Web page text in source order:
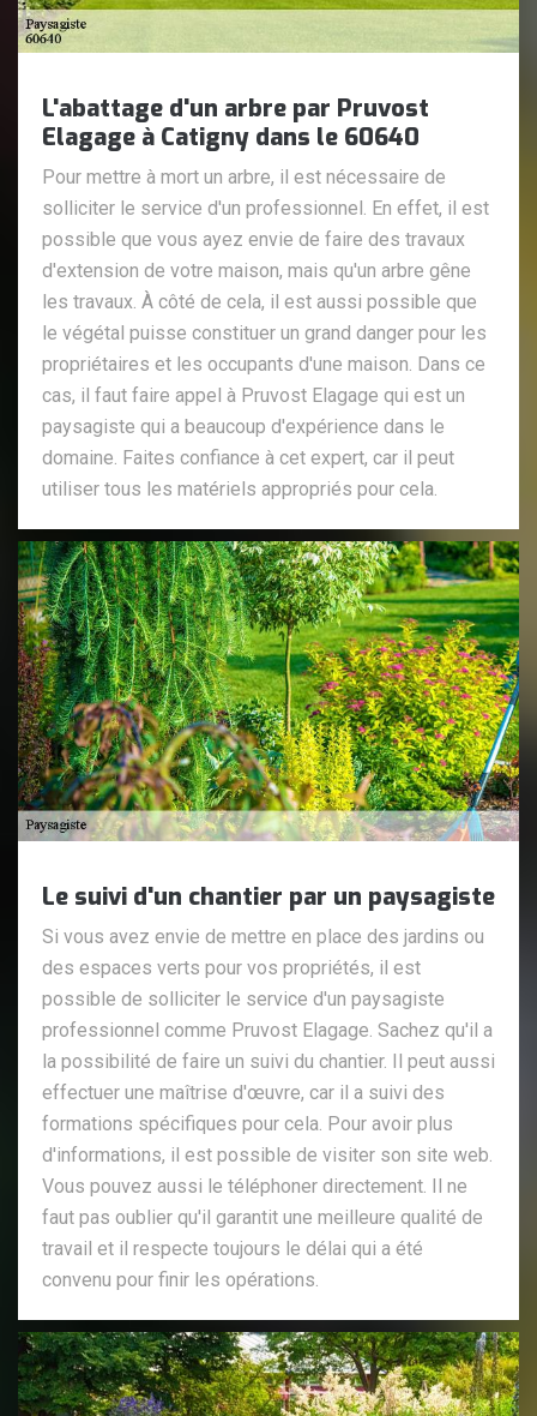
L'abattage d'un arbre par Pruvost
Elagage à Catigny dans le 60640
Pour mettre à mort un arbre, il est nécessaire de
solliciter le service d'un professionnel. En effet, il est
possible que vous ayez envie de faire des travaux
d'extension de votre maison, mais qu'un arbre gêne
les travaux. À côté de cela, il est aussi possible que
le végétal puisse constituer un grand danger pour les
propriétaires et les occupants d'une maison. Dans ce
cas, il faut faire appel à Pruvost Elagage qui est un
paysagiste qui a beaucoup d'expérience dans le
domaine. Faites confiance à cet expert, car il peut
utiliser tous les matériels appropriés pour cela.
Le suivi d'un chantier par un paysagiste
Si vous avez envie de mettre en place des jardins ou
des espaces verts pour vos propriétés, il est
possible de solliciter le service d'un paysagiste
professionnel comme Pruvost Elagage. Sachez qu'il a
la possibilité de faire un suivi du chantier. Il peut aussi
effectuer une maîtrise d'œuvre, car il a suivi des
formations spécifiques pour cela. Pour avoir plus
d'informations, il est possible de visiter son site web.
Vous pouvez aussi le téléphoner directement. Il ne
faut pas oublier qu'il garantit une meilleure qualité de
travail et il respecte toujours le délai qui a été
convenu pour finir les opérations.